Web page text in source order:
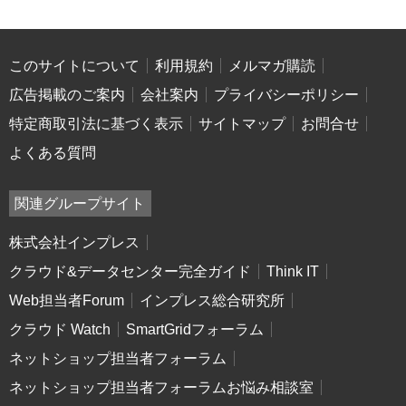
このサイトについて 利用規約
メルマガ購読
広告掲載のご案内
会社案内
プライバシーポリシー
特定商取引法に基づく表示
サイトマップ
お問合せ
よくある質問
関連グループサイト
株式会社インプレス
クラウド&データセンター完全ガイド
Think IT
Web担当者Forum
インプレス総合研究所
クラウド Watch
SmartGridフォーラム
ネットショップ担当者フォーラム
ネットショップ担当者フォーラムお悩み相談室